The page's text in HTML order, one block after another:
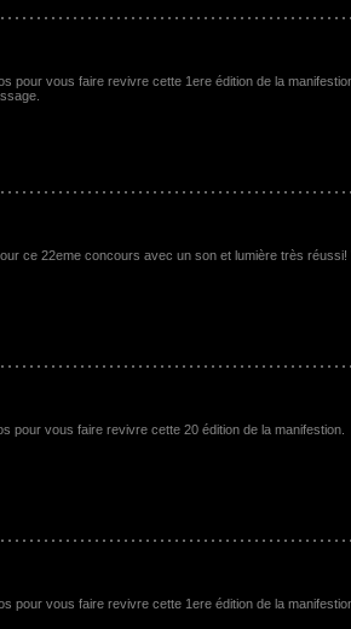
pour vous faire revivre cette 1ere édition de la
ce 22eme concours avec un son et lumière très
pour vous faire revivre cette 20 édition de la manifestion.
pour vous faire revivre cette 1ere édition de la